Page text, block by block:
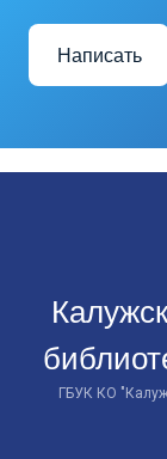
Написать
ГБУК КО